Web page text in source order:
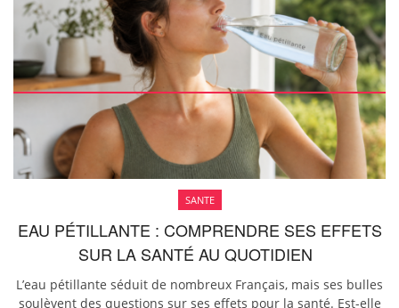
SANTE
EAU PÉTILLANTE : COMPRENDRE SES EFFETS
SUR LA SANTÉ AU QUOTIDIEN
L’eau pétillante séduit de nombreux Français, mais ses bulles
soulèvent des questions sur ses effets pour la santé. Est-elle